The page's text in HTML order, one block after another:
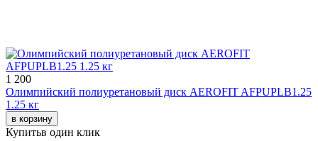
1 200
Олимпийский полиуретановый диск AEROFIT AFPUPLB1.25
1.25 кг
в корзину
Купитьв один клик